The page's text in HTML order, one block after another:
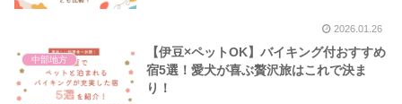
2026.01.26
中部地方
【伊豆×ペットOK】バイキング付おすすめ
宿5選！愛犬が喜ぶ贅沢旅はこれで決ま
り！